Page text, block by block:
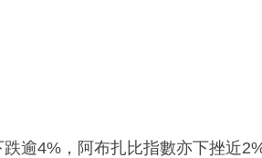
逾4%，阿布扎比指數亦下挫近2%